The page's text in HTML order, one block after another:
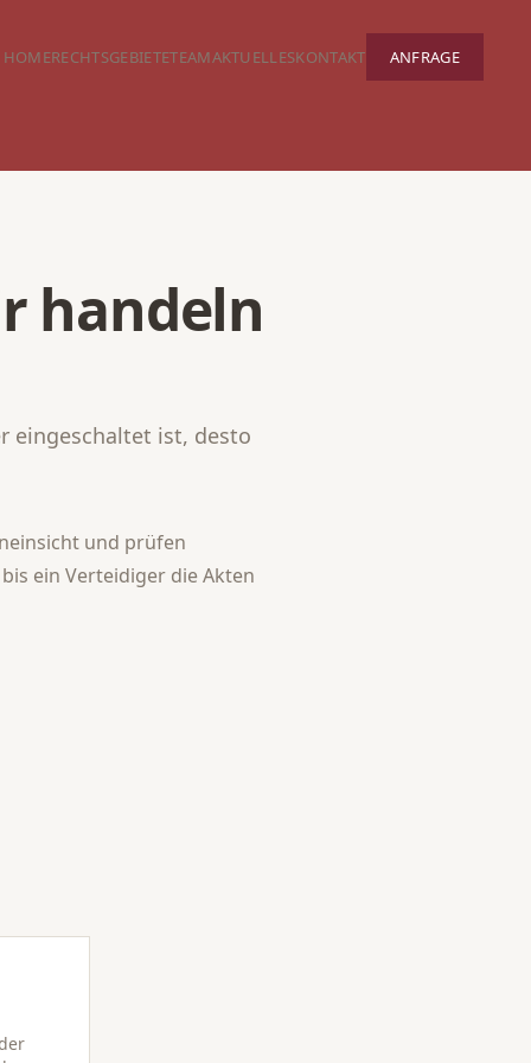
HOMERECHTSGEBIETETEAMAKTUELLESKONTAKT ANFRAGE
handeln
eingeschaltet ist, desto
und prüfen
ein Verteidiger die Akten